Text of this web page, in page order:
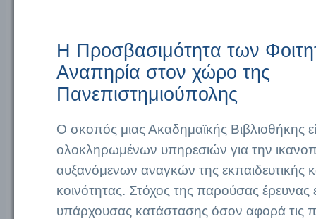
Η Προσβασιμότητα των
Αναπηρία στον χώρο της
Πανεπιστημιούπολης
Ο σκοπός μιας Ακαδημαϊκής Βιβλιοθήκης
ολοκληρωμένων υπηρεσιών για την
αυξανόμενων αναγκών της εκπαιδευτικής
κοινότητας. Στόχος της παρούσας έρευνας
υπάρχουσας κατάστασης όσον αφορά τις